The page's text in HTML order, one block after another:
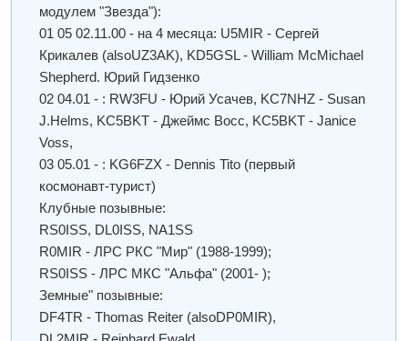
модулем "Звезда"):
01 05 02.11.00 - на 4 месяца: U5MIR - Сергей
Крикалев (alsoUZ3AK), KD5GSL - William McMichael
Shepherd. Юрий Гидзенко
02 04.01 - : RW3FU - Юрий Усачев, KC7NHZ - Susan
J.Helms, KC5BKT - Джеймс Восс, KC5BKT - Janice
Voss,
03 05.01 - : KG6FZX - Dennis Tito (первый
космонавт-турист)
Клубные позывные:
RS0ISS, DL0ISS, NA1SS
R0MIR - ЛРС РКС "Мир" (1988-1999);
RS0ISS - ЛРС МКС "Альфа" (2001- );
Земные" позывные:
DF4TR - Thomas Reiter (alsoDP0MIR),